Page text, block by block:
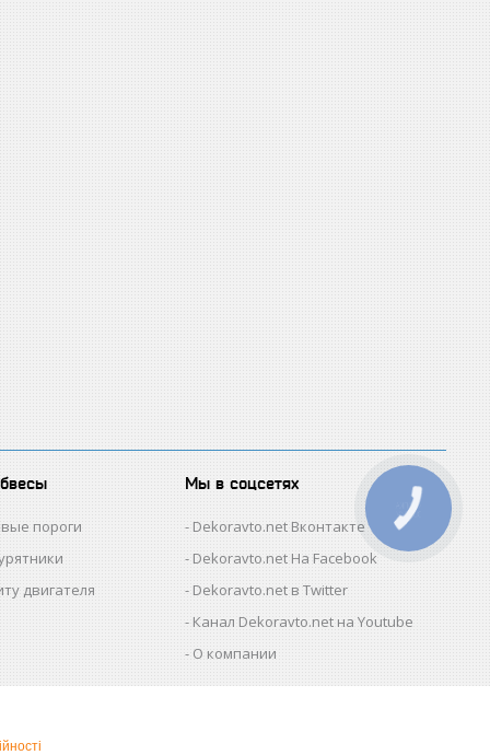
пороги
двигателя
Мы в соцсетях
Dekoravto.net Вконтакте
Dekoravto.net На Facebook
Dekoravto.net в Twitter
Канал Dekoravto.net на Youtube
О компании
КНОПКА
ЗВ'ЯЗКУ